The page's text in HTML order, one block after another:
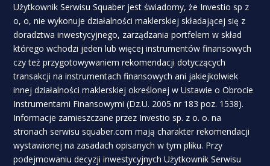
Użytkownik Serwisu Squaber jest świadomy, że Investio sp z
o, o, nie wykonuje działalności maklerskiej składającej się z
doradztwa inwestycyjnego, zarządzania portfelem w skład
którego wchodzi jeden lub więcej instrumentów finansowych
czy też przygotowywaniem rekomendacji dotyczących
transakcji na instrumentach finansowych ani jakiejkolwiek
innej działalności maklerskiej określonej w Ustawie o Obrocie
Instrumentami Finansowymi (Dz.U. 2005 nr 183 poz. 1538).
Informacje zamieszczane przez Investio sp. z o. o. na
stronach serwisu squaber.com mają charakter rekomendacji
wystawionej na zasadach opisanych w tym pliku. Przy
podejmowaniu decyzji inwestycyjnych Użytkownik Serwisu